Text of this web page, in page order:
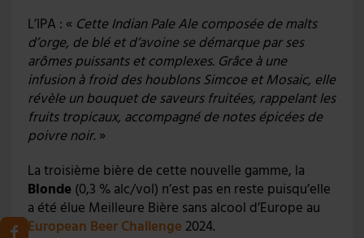
L’IPA : « Cette Indian Pale Ale composée de malts
d’orge, de blé et d’avoine se démarque par ses
arômes puissants et complexes. Grâce à une
infusion à froid des houblons Simcoe et Mosaic, elle
révèle un bouquet de saveurs fruitées, rappelant les
fruits tropicaux, accompagné de notes épicées de
poivre noir. »
La troisième bière de cette nouvelle gamme, la
Blonde (0,3 % alc/vol) n’est pas en reste puisqu’elle
a été élue Meilleure Bière sans alcool d’Europe au
European Beer Challenge 2024.